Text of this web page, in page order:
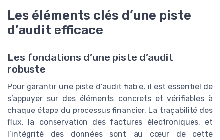
Les éléments clés d’une piste
d’audit efficace
Les fondations d’une piste d’audit
robuste
Pour garantir une piste d’audit fiable, il est essentiel de
s’appuyer sur des éléments concrets et vérifiables à
chaque étape du processus financier. La traçabilité des
flux, la conservation des factures électroniques, et
l’intégrité des données sont au cœur de cette